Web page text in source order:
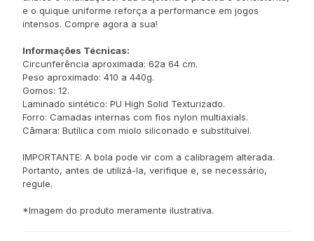
e o quique uniforme reforça a performance em jogos
intensos. Compre agora a sua!
Informações Técnicas:
Circunferência aproximada: 62a 64 cm.
Peso aproximado: 410 a 440g.
Gomos: 12.
Laminado sintético: PU High Solid Texturizado.
Forro: Camadas internas com fios nylon multiaxials.
Câmara: Butílica com miolo siliconado e substituível.
IMPORTANTE: A bola pode vir com a calibragem alterada.
Portanto, antes de utilizá-la, verifique e, se necessário,
regule.
*Imagem do produto meramente ilustrativa.